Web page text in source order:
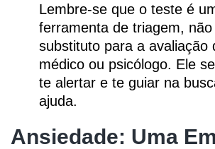
Lembre-se que o teste é
ferramenta de triagem, não
substituto para a avaliação
médico ou psicólogo. Ele
te alertar e te guiar na
ajuda.
Ansiedade: Uma